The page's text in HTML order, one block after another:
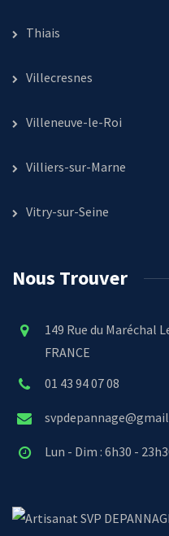
Thiais
Villecresnes
Villeneuve-le-Roi
Villiers-sur-Marne
Vitry-sur-Seine
Nous Trouver
149 Rue du Maréchal
FRANCE
01 43 94 07 08
Lun - Dim : 6h30 -
SVP